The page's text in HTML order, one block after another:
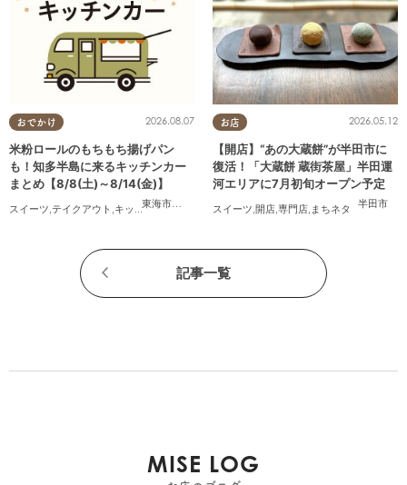
おでかけ
東海市
,大府市 知多市 東浦町,阿久比町 ,半田市,常滑市,武豊
2026.08.07
米粉ロールのもちもち揚げパン
も！知多半島に来るキッチンカー
まとめ【8/8(土)～8/14(金)】
スイーツ テイクアウト キッチンカー ,イベント,まとめ記事,親子
お店
半田市
2026.05.12
【開店】“あの大蔵餅”が半田市に
復活！「大蔵餅 蔵街茶屋」半田運
河エリアに7月初旬オープン予定
スイーツ 開店 専門店 まちネタ
記事一覧
MISE LOG